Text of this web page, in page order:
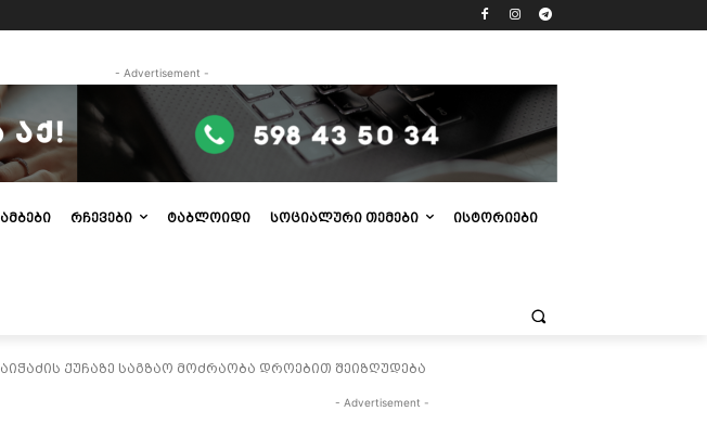
- Advertisement -
ᲐᲛᲑᲔᲑᲘ ᲠᲩᲔᲕᲔᲑᲘ ᲢᲐᲑᲚᲝᲘᲓᲘ ᲡᲝᲪᲘᲐᲚᲣᲠᲘ ᲗᲔᲛᲔᲑᲘ ᲘᲡᲢᲝᲠᲘᲔᲑᲘ
ქუჩაზე საგზაო მოძრაობა დროებით შეიზღუდება
- Advertisement -